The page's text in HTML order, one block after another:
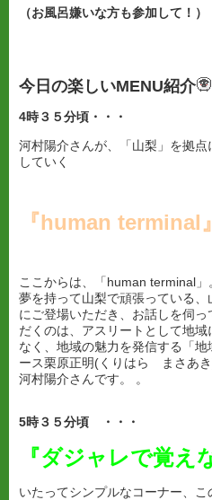
（お風呂嫌いな方も参加して！）
今日の楽しいMENU紹介
4時３５分頃・・・
河村陽介さんが、「山梨」を拠
していく
『human terminal』
ここからは、「human terminal」
夢を持って山梨で頑張っている
にご登場いただき、お話しを伺
だくのは、アスリートとして地
なく、地域の魅力を発信する「
ース栗原正明(くりはら まさあ
河村陽介さんです。 。
5時３５分頃 ・・・
『ダジャレで覚え
いたってシンプルなコーナー、